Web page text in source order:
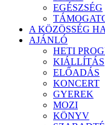
EGÉSZSÉG
A KÖZÖSSÉG
AJÁNLÓ
HETI
KIÁLLÍTÁS
ELŐADÁS
KONCERT
GYEREK
MOZI
KÖNYV